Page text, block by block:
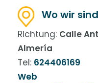
Wo wir sind
Richtung: Calle
Almería
Tel: 624406169
Web